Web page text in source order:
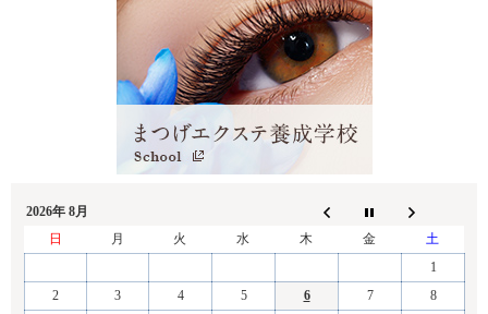
2026年 8月
日
月 火 水 木 金
土
1
2
3 4 5 6 7 8